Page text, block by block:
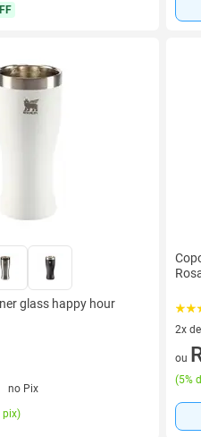
glass happy hour
no Pix
pix)
2x
2
ou
(5%